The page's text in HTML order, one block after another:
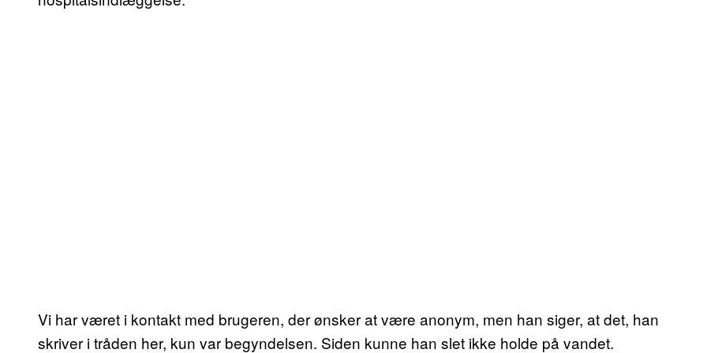
Vi har været i kontakt med brugeren, der ønsker at være anonym, men han siger, at det, han
skriver i tråden her, kun var begyndelsen. Siden kunne han slet ikke holde på vandet.